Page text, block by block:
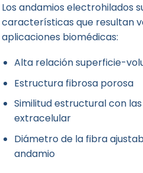
Los andamios electrohilados
características que resultan
aplicaciones biomédicas:
Alta relación superficie-
Estructura fibrosa porosa
Similitud estructural con
extracelular
Diámetro de la fibra
andamio